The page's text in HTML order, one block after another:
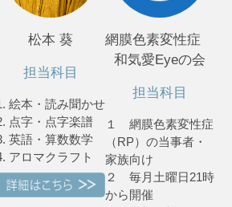
松本 葵
担当科目
絵本・読み聞かせ
点字・点字楽譜
英語・算数数学
アロマクラフト
網膜色素変性症
和気愛Eyeの会
担当科目
１ 網膜色素変性症
（RP）の当事者・
家族向け
２ 毎月土曜日21時
から開催